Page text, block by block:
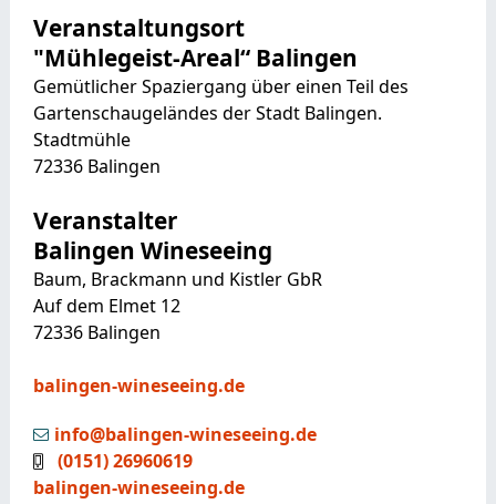
Veranstaltungsort
"Mühlegeist-Areal“ Balingen
Gemütlicher Spaziergang über einen Teil des
Gartenschaugeländes der Stadt Balingen.
Stadtmühle
72336 Balingen
Veranstalter
Balingen Wineseeing
Baum, Brackmann und Kistler GbR
Auf dem Elmet 12
72336 Balingen
balingen-wineseeing.de
info@balingen-wineseeing.de
(0151) 26960619
balingen-wineseeing.de